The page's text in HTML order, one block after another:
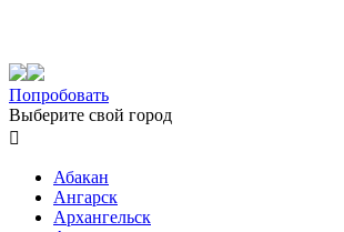
Попробовать
Выберите свой город

Абакан
Ангарск
Архангельск